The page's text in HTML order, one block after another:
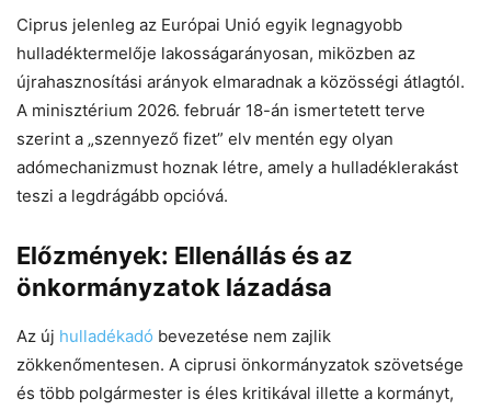
Ciprus jelenleg az Európai Unió egyik legnagyobb
hulladéktermelője lakosságarányosan, miközben az
újrahasznosítási arányok elmaradnak a közösségi átlagtól.
A minisztérium 2026. február 18-án ismertetett terve
szerint a „szennyező fizet” elv mentén egy olyan
adómechanizmust hoznak létre, amely a hulladéklerakást
teszi a legdrágább opcióvá.
Előzmények: Ellenállás és az
önkormányzatok lázadása
Az új hulladékadó bevezetése nem zajlik
zökkenőmentesen. A ciprusi önkormányzatok szövetsége
és több polgármester is éles kritikával illette a kormányt,